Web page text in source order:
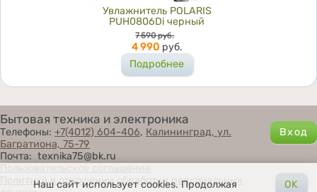
Увлажнитель POLARIS
PUH0806Di черный
Цена
7 590 руб.
4 990 руб.
Подробнее
Бытовая техника и электроника
Телефоны: +7(4012) 604-406, Калининград, ул.
Багратиона, 75-79
Почта: texnika75@bk.ru
Политика в отношении обработки персональных
Наш сайт использует cookies. Продолжая
OK